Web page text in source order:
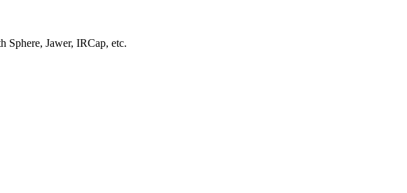
Sphere, Jawer, IRCap, etc.